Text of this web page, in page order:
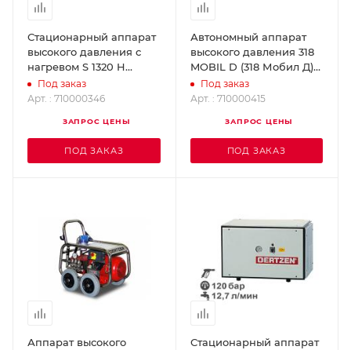
Стационарный аппарат
высокого давления с
нагревом S 1320 H
OERTZEN 710000346
Под заказ
Арт. : 710000346
ЗАПРОС ЦЕНЫ
ПОД ЗАКАЗ
Автономный аппарат
высокого давления 318
MOBIL D (318 Мобил Д)
OERTZEN 710000415
Под заказ
Арт. : 710000415
ЗАПРОС ЦЕНЫ
ПОД ЗАКАЗ
Аппарат высокого
Стационарный аппарат